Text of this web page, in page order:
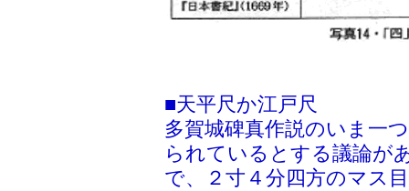
■天平尺か江戸尺
多賀城碑真作説のいま一
られているとする議論が
で、２寸４分四方のマス